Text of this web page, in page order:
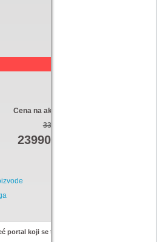
Cena na akciji:
33950
23990Din
portal koji se trudi da uštedi vaš novac.